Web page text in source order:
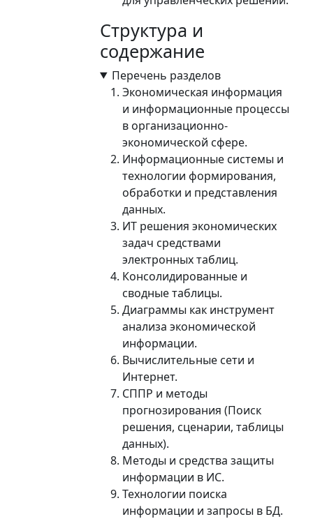
Структура и
содержание
Перечень разделов
Экономическая информация
и информационные процессы
в организационно-
экономической сфере.
Информационные системы и
технологии формирования,
обработки и представления
данных.
ИТ решения экономических
задач средствами
электронных таблиц.
Консолидированные и
сводные таблицы.
Диаграммы как инструмент
анализа экономической
информации.
Вычислительные сети и
Интернет.
СППР и методы
прогнозирования (Поиск
решения, сценарии, таблицы
данных).
Методы и средства защиты
информации в ИС.
Технологии поиска
информации и запросы в БД.